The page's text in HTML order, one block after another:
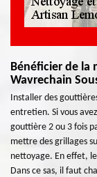
Bénéficier de la
Wavrechain
Installer des
entretien. Si vous
gouttière 2 ou 3 fois
mettre des grillages
nettoyage. En effet,
Dans ce sas, il faut